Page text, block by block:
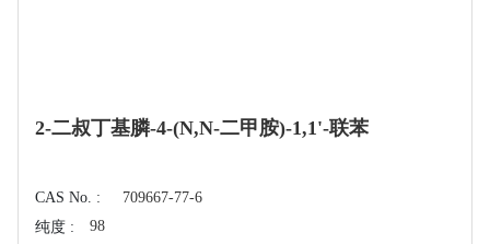
2-二叔丁基膦-4-(N,N-二甲胺)-1,1'-联苯
CAS No. :
709667-77-6
纯度 :
98